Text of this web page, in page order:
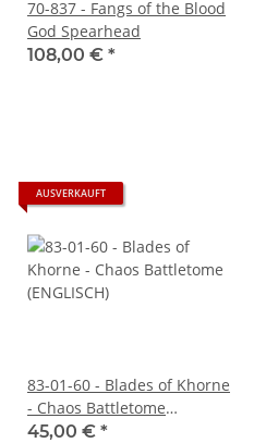
70-837 - Fangs of the Blood
God Spearhead
108,00 € *
AUSVERKAUFT
83-01-60 - Blades of Khorne
- Chaos Battletome
(ENGLISCH)
45,00 € *